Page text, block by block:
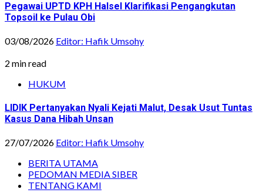
Pegawai UPTD KPH Halsel Klarifikasi Pengangkutan
Topsoil ke Pulau Obi
03/08/2026 Editor: Hafik Umsohy
2 min read
HUKUM
LIDIK Pertanyakan Nyali Kejati Malut, Desak Usut Tuntas
Kasus Dana Hibah Unsan
27/07/2026 Editor: Hafik Umsohy
BERITA UTAMA
PEDOMAN MEDIA SIBER
TENTANG KAMI